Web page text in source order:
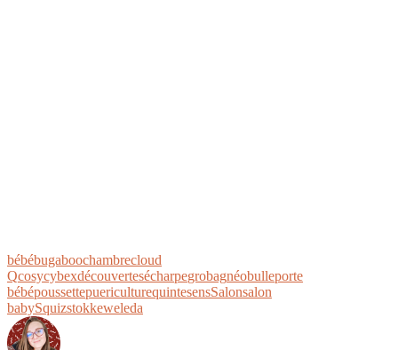
bébébugaboochambrecloud
Qcosycybexdécouvertesécharpegrobagnéobulleporte
bébépoussettepuericulturequintesensSalonsalon
babySquizstokkeweleda